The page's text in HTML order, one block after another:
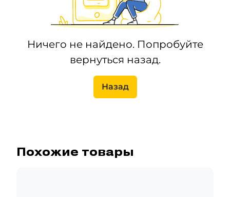
Ничего не найдено. Попробуйте
вернуться назад.
Назад
Похожие товары